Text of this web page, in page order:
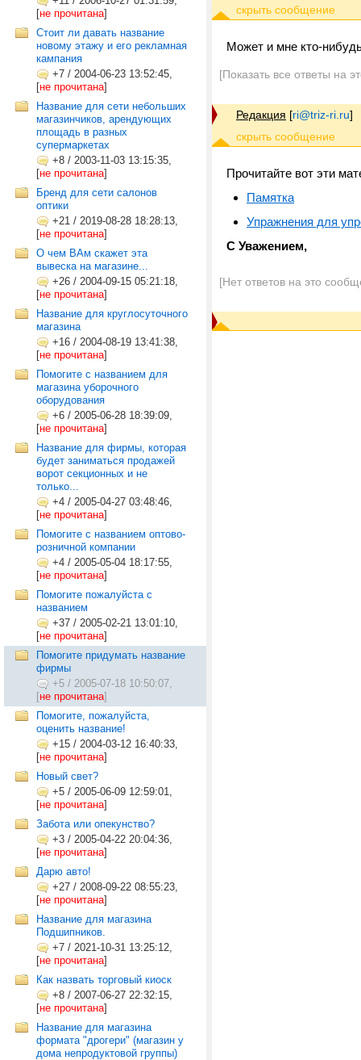
[не прочитана]
Стоит ли давать название
новому этажу и его рекламная
кампания
+7 / 2004-06-23 13:52:45,
[не прочитана]
Название для сети небольших
магазинчиков, арендующих
площадь в разных
супермаркетах
+8 / 2003-11-03 13:15:35,
[не прочитана]
Бренд для сети салонов
оптики
+21 / 2019-08-28 18:28:13,
[не прочитана]
О чем ВАм скажет эта
вывеска на магазине...
+26 / 2004-09-15 05:21:18,
[не прочитана]
Название для круглосуточного
магазина
+16 / 2004-08-19 13:41:38,
[не прочитана]
Помогите с названием для
магазина уборочного
оборудования
+6 / 2005-06-28 18:39:09,
[не прочитана]
Название для фирмы, которая
будет заниматься продажей
ворот секционных и не
только...
+4 / 2005-04-27 03:48:46,
[не прочитана]
Помогите с названием оптово-
розничной компании
+4 / 2005-05-04 18:17:55,
[не прочитана]
Помогите пожалуйста с
названием
+37 / 2005-02-21 13:01:10,
[не прочитана]
Помогите придумать название
фирмы
+5 / 2005-07-18 10:50:07,
[не прочитана]
Помогите, пожалуйста,
оценить название!
+15 / 2004-03-12 16:40:33,
[не прочитана]
Новый свет?
+5 / 2005-06-09 12:59:01,
[не прочитана]
Забота или опекунство?
+3 / 2005-04-22 20:04:36,
[не прочитана]
Дарю авто!
+27 / 2008-09-22 08:55:23,
[не прочитана]
Название для магазина
Подшипников.
+7 / 2021-10-31 13:25:12,
[не прочитана]
Как назвать торговый киоск
+8 / 2007-06-27 22:32:15,
[не прочитана]
Название для магазина
формата "дрогери" (магазин у
дома непродуктовой группы)
Может и мне кто-
[Показать все ответы на
Редакция [ri@triz-ri.ru]
Прочитайте вот эти
Памятка
Упражнения для
С Уважением,
[Нет ответов на это